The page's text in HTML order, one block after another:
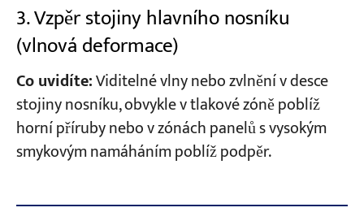
3. Vzpěr stojiny hlavního nosníku
(vlnová deformace)
Co uvidíte:Viditelné vlny nebo zvlnění v desce
stojiny nosníku, obvykle v tlakové zóně poblíž
horní příruby nebo v zónách panelů s vysokým
smykovým namáháním poblíž podpěr.